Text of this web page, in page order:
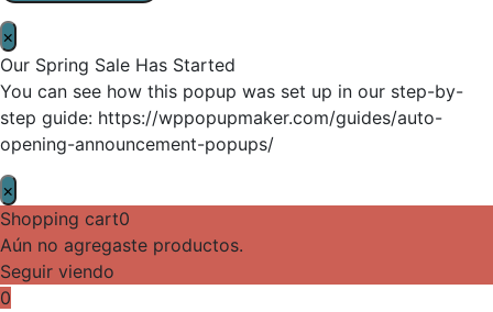
×
Our Spring Sale Has Started
You can see how this popup was set up in our step-by-
step guide: https://wppopupmaker.com/guides/auto-
opening-announcement-popups/
×
Shopping cart0
Aún no agregaste productos.
Seguir viendo
0